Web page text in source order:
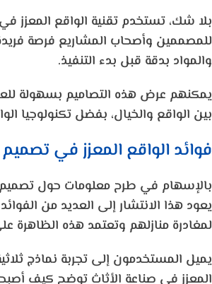
بلا شك، تستخدم تقنية الواقع
للمصممين وأصحاب المشاريع فرصة
والمواد بدقة قبل بدء التنفيذ.
يمكنهم عرض هذه التصاميم بسهولة
بين الواقع والخيال، بفضل تكنولوجيا
فوائد الواقع المعزز في تصميم
بالإسهام في طرح معلومات حول
يعود هذا الانتشار إلى العديد من
لمغادرة منازلهم وتعتمد هذه الظاهرة على إحصائيات تشير إلى أن 60% من
يميل المستخدمون إلى تجربة نماذج
المعزز في صناعة الأثاث توضح كيف